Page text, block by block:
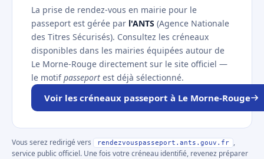
La prise de rendez-vous en mairie pour le
passeport est gérée par l'ANTS (Agence Nationale
des Titres Sécurisés). Consultez les créneaux
disponibles dans les mairies équipées autour de
Le Morne-Rouge directement sur le site officiel —
le motifpasseport est déjà sélectionné.
Voir les créneaux passeport à Le Morne-Rouge
Vous serez redirigé vers rendezvouspasseport.ants.gouv.fr
,
service public officiel. Une fois votre créneau identifié, revenez préparer